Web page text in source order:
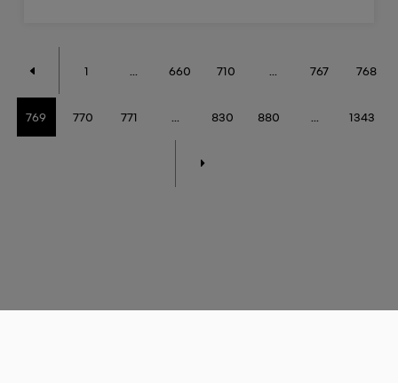
1 660 710 767 768
769 770 771 830 880 1343